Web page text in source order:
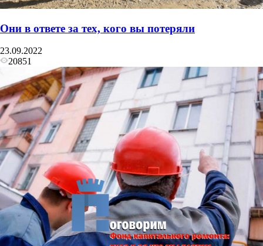
Они в ответе за тех, кого вы потеряли
23.09.2022
20851